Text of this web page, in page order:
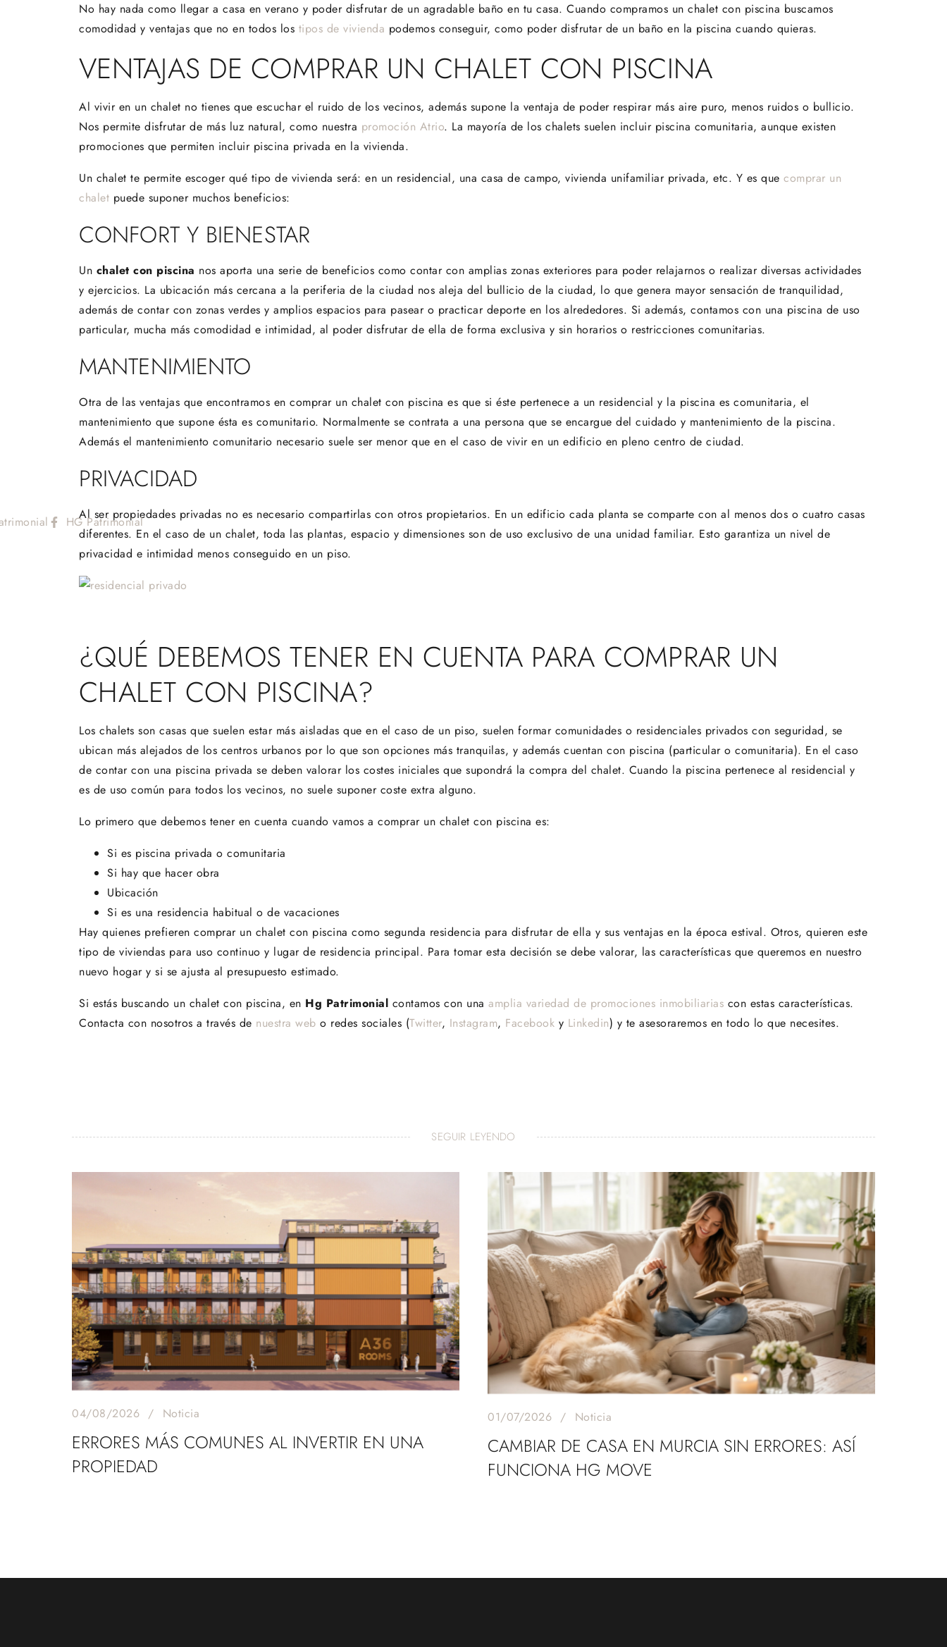
No hay nada como llegar a casa en verano y poder disfrutar de un agradable baño en tu casa. Cuando compramos un chalet con piscina buscamos
comodidad y ventajas que no en todos los tipos de vivienda podemos conseguir, como poder disfrutar de un baño en la piscina cuando quieras.
VENTAJAS DE COMPRAR UN CHALET CON PISCINA
Al vivir en un chalet no tienes que escuchar el ruido de los vecinos, además supone la ventaja de poder respirar más aire puro, menos ruidos o bullicio.
Nos permite disfrutar de más luz natural, como nuestra promoción Atrio. La mayoría de los chalets suelen incluir piscina comunitaria, aunque existen
promociones que permiten incluir piscina privada en la vivienda.
Un chalet te permite escoger qué tipo de vivienda será: en un residencial, una casa de campo, vivienda unifamiliar privada, etc. Y es que comprar un
chalet puede suponer muchos beneficios:
CONFORT Y BIENESTAR
Un chalet con piscina nos aporta una serie de beneficios como contar con amplias zonas exteriores para poder relajarnos o realizar diversas actividades
y ejercicios. La ubicación más cercana a la periferia de la ciudad nos aleja del bullicio de la ciudad, lo que genera mayor sensación de tranquilidad,
además de contar con zonas verdes y amplios espacios para pasear o practicar deporte en los alrededores. Si además, contamos con una piscina de uso
particular, mucha más comodidad e intimidad, al poder disfrutar de ella de forma exclusiva y sin horarios o restricciones comunitarias.
MANTENIMIENTO
Otra de las ventajas que encontramos en comprar un chalet con piscina es que si éste pertenece a un residencial y la piscina es comunitaria, el
mantenimiento que supone ésta es comunitario. Normalmente se contrata a una persona que se encargue del cuidado y mantenimiento de la piscina.
Además el mantenimiento comunitario necesario suele ser menor que en el caso de vivir en un edificio en pleno centro de ciudad.
PRIVACIDAD
Al ser propiedades privadas no es necesario compartirlas con otros propietarios. En un edificio cada planta se comparte con al menos dos o cuatro casas
diferentes. En el caso de un chalet, toda las plantas, espacio y dimensiones son de uso exclusivo de una unidad familiar. Esto garantiza un nivel de
privacidad e intimidad menos conseguido en un piso.
¿QUÉ DEBEMOS TENER EN CUENTA PARA COMPRAR UN
CHALET CON PISCINA?
Los chalets son casas que suelen estar más aisladas que en el caso de un piso, suelen formar comunidades o residenciales privados con seguridad, se
ubican más alejados de los centros urbanos por lo que son opciones más tranquilas, y además cuentan con piscina (particular o comunitaria). En el caso
de contar con una piscina privada se deben valorar los costes iniciales que supondrá la compra del chalet. Cuando la piscina pertenece al residencial y
es de uso común para todos los vecinos, no suele suponer coste extra alguno.
Lo primero que debemos tener en cuenta cuando vamos a comprar un chalet con piscina es:
Si es piscina privada o comunitaria
Si hay que hacer obra
Ubicación
Si es una residencia habitual o de vacaciones
Hay quienes prefieren comprar un chalet con piscina como segunda residencia para disfrutar de ella y sus ventajas en la época estival. Otros, quieren este
tipo de viviendas para uso continuo y lugar de residencia principal. Para tomar esta decisión se debe valorar, las características que queremos en nuestro
nuevo hogar y si se ajusta al presupuesto estimado.
Si estás buscando un chalet con piscina, en Hg Patrimonial contamos con una amplia variedad de promociones inmobiliarias con estas características.
Contacta con nosotros a través de nuestra web o redes sociales (Twitter, Instagram, Facebook y Linkedin) y te asesoraremos en todo lo que necesites.
SEGUIR LEYENDO
04/08/2026 Noticia
ERRORES MÁS COMUNES AL INVERTIR EN UNA
PROPIEDAD
01/07/2026 Noticia
CAMBIAR DE CASA EN MURCIA SIN ERRORES: ASÍ
FUNCIONA HG MOVE
HG Patrimonial